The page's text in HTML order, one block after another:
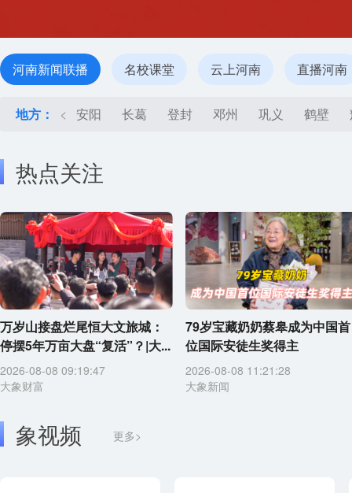
河南新闻联播 名校课堂 云上河南 直播河南
地方： < 安阳 长葛 登封 邓州 巩义 鹤壁
热点关注
万岁山接盘烂尾恒大文旅城：
停摆5年万亩大盘“复活”？|大...
2026-08-08 09:19:47
大象财富
79岁宝藏奶奶蔡皋成为中国首
位国际安徒生奖得主
2026-08-08 11:21:28
大象新闻
象视频 更多>